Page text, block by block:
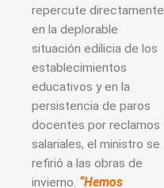
repercute directamente
en la deplorable
situación edilicia de los
establecimientos
educativos y en la
persistencia de paros
docentes por reclamos
salariales, el ministro se
refirió a las obras de
invierno. “Hemos